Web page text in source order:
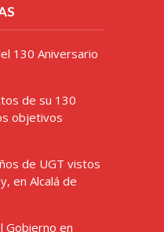
130 Aniversario
de su 130
objetivos
de UGT vistos
en Alcalá de
Gobierno en